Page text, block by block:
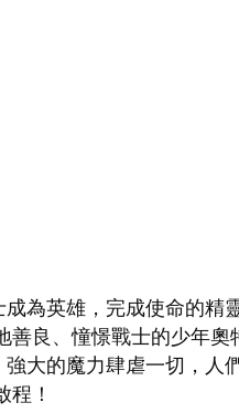
為英雄，完成使命的精
良、憧憬戰士的少年奧
大的魔力肆虐一切，人
！